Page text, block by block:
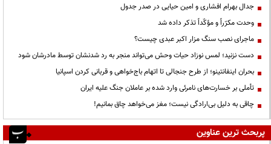
جدال بهرام افشاری و امین حیایی در صدر جدول
وحدت مکرّراً و مؤکّداً تذکر داده شد
ماجرای نصب سنگ مزار اکبر عبدی چیست؟
دست نزنید؛ لمس نوزاد حیات وحش می‌تواند منجر به رد شدنشان توسط مادرشان شود
بحران اینفانتینو؛ از طرح جنجالی تا اتهام باج‌خواهی و قربانی کردن اسپانیا
تأملی بر خسارت‌های نامرئی وارد شده بر عاملان جنگ علیه ایران
چاقی به دلیل بی‌ارادگی نیست؛ مغز می‌خواهد چاق بمانیم!
پربحث ترین عناوین